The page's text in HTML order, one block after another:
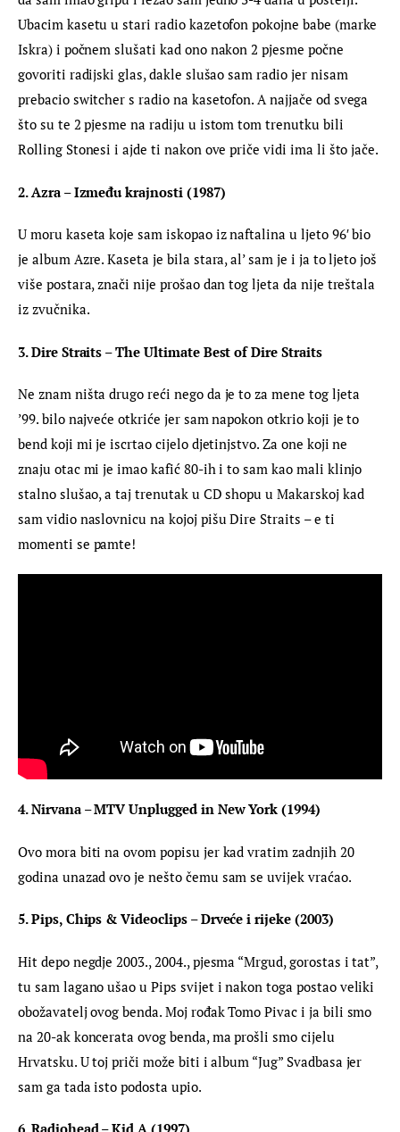
Ubacim kasetu u stari radio kazetofon pokojne babe (marke
Iskra) i počnem slušati kad ono nakon 2 pjesme počne
govoriti radijski glas, dakle slušao sam radio jer nisam
prebacio switcher s radio na kasetofon. A najjače od svega
što su te 2 pjesme na radiju u istom tom trenutku bili
Rolling Stonesi i ajde ti nakon ove priče vidi ima li što jače.
2. Azra – Između krajnosti (1987)
U moru kaseta koje sam iskopao iz naftalina u ljeto 96′ bio
je album Azre. Kaseta je bila stara, al’ sam je i ja to ljeto još
više postara, znači nije prošao dan tog ljeta da nije treštala
iz zvučnika.
3. Dire Straits – The Ultimate Best of Dire Straits
Ne znam ništa drugo reći nego da je to za mene tog ljeta
’99. bilo najveće otkriće jer sam napokon otkrio koji je to
bend koji mi je iscrtao cijelo djetinjstvo. Za one koji ne
znaju otac mi je imao kafić 80-ih i to sam kao mali klinjo
stalno slušao, a taj trenutak u CD shopu u Makarskoj kad
sam vidio naslovnicu na kojoj pišu Dire Straits – e ti
momenti se pamte!
4. Nirvana – MTV Unplugged in New York (1994)
Ovo mora biti na ovom popisu jer kad vratim zadnjih 20
godina unazad ovo je nešto čemu sam se uvijek vraćao.
5. Pips, Chips & Videoclips – Drveće i rijeke (2003)
Hit depo negdje 2003., 2004., pjesma “Mrgud, gorostas i tat”,
tu sam lagano ušao u Pips svijet i nakon toga postao veliki
obožavatelj ovog benda. Moj rođak Tomo Pivac i ja bili smo
na 20-ak koncerata ovog benda, ma prošli smo cijelu
Hrvatsku. U toj priči može biti i album “Jug” Svadbasa jer
sam ga tada isto podosta upio.